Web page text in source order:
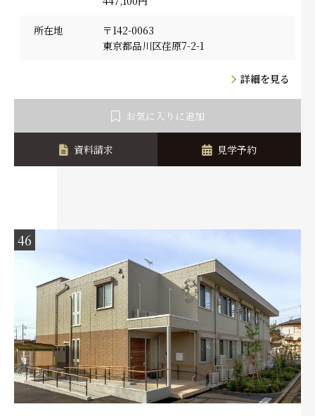
所在地
〒142-0063
東京都品川区荏原7-2-1
詳細を見る
お気に入りに追加
資料請求 見学予約
46